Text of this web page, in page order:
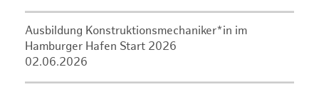
Ausbildung Konstruktionsmechaniker*in im
Hamburger Hafen Start 2026
02.06.2026